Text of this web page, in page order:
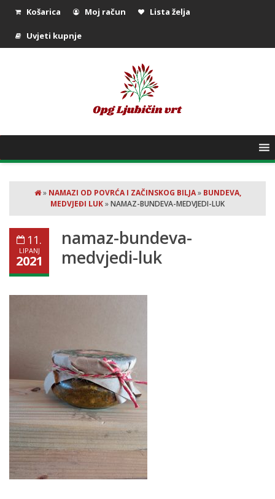
Košarica Moj račun Lista želja
Uvjeti kupnje
» NAMAZI OD POVRĆA I ZAČINSKOG BILJA» BUNDEVA,
MEDVJEĐI LUK»NAMAZ-BUNDEVA-MEDVJEDI-LUK
namaz-bundeva-
medvjedi-luk
11.
LIPANJ
2021